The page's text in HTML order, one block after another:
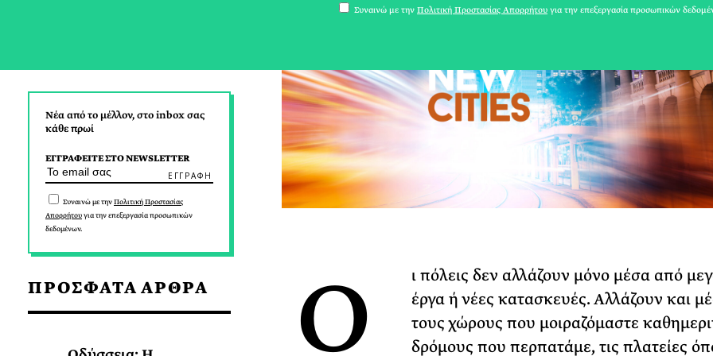
Νέα από το μέλλον, στο inbox σας
κάθε πρωί
ΕΓΓΡΑΦΕΙΤΕ ΣΤΟ NEWSLETTER
Συναινώ με τηνΠολιτική Προστασίας
Απορρήτουγια την επεξεργασία προσωπικών
δεδομένων.
ΠΡΟΣΦΑΤΑ ΑΡΘΡΑ Ο
ι πόλεις δεν αλλάζουν μόνο μέσα από
έργα ή νέες κατασκευές. Αλλάζουν και
τους χώρους που μοιραζόμαστε
δρόμους που περπατάμε, τις πλατείες
31 ΙΟΥΛΙΟΥ 2026
Το Καλοκαίρι
Συναινώ με την Πολιτική Προστασίας Απορρήτου για την επεξεργασία προσωπικών